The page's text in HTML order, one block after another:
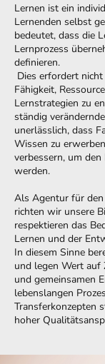
Lernen ist ein
Lernenden selbst
bedeutet, dass die
Lernprozess
definieren.
Dies erfordert
Fähigkeit,
Lernstrategien zu
ständig
unerlässlich, dass
Wissen zu
verbessern, um
werden.
Als Agentur für
richten wir unsere
respektieren das
Lernen und der
In diesem Sinne
und legen Wert auf
und gemeinsamen
lebenslangen
Transferkonzepten
hoher